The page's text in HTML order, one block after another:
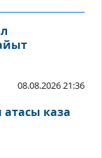
08.08.2026 21:36
каза